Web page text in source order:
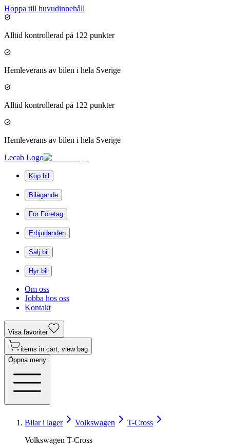
Hoppa till huvudinnehåll
Alltid kontrollerad på 122 punkter
Hemleverans av bilen i hela Sverige
Alltid kontrollerad på 122 punkter
Hemleverans av bilen i hela Sverige
Lecab Logo
Köp bil
Bilägande
För Företag
Erbjudanden
Sälj bil
Hyr bil
Om oss
Jobba hos oss
Kontakt
Visa favoriter
items in cart, view bag
Öppna meny
Bilar i lager Volkswagen
T-Cross
Volkswagen T-Cross